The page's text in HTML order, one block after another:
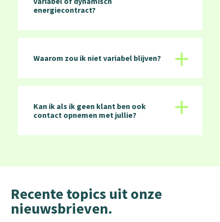
energiecontract?
Waarom zou ik niet variabel blijven? +
Kan ik als ik geen klant ben ook
contact opnemen met jullie?
+
Recente topics uit onze
nieuwsbrieven.